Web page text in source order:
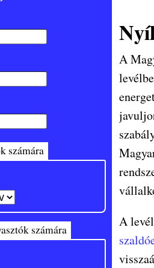
A
A
számára
számára